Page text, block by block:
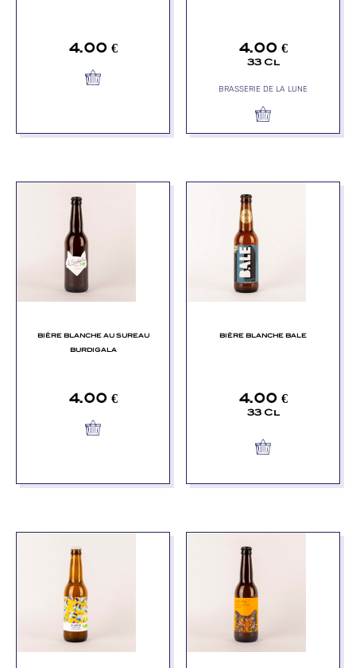
4.00 € 4.00 €
33 Cl
BRASSERIE DE LA LUNE
BIÈRE BLANCHE AU SUREAU
BURDIGALA
4.00 €
BIÈRE BLANCHE BALE
4.00 €
33 Cl